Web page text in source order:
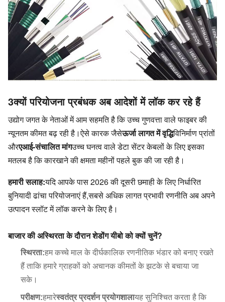
3क्यों परियोजना प्रबंधक अब आदेशों में लॉक कर रहे हैं
उद्योग जगत के नेताओं में आम सहमति है कि उच्च गुणवत्ता वाले फाइबर की
न्यूनतम कीमत बढ़ रही है।ऐसे कारक जैसेऊर्जा लागत में वृद्धिविनिर्माण प्रांतों
औरएआई-संचालित मांगउच्च घनत्व वाले डेटा सेंटर केबलों के लिए इसका
मतलब है कि कारखाने की क्षमता महीनों पहले बुक की जा रही है।
हमारी सलाह:यदि आपके पास 2026 की दूसरी छमाही के लिए निर्धारित
बुनियादी ढांचा परियोजनाएं हैं,सबसे अधिक लागत प्रभावी रणनीति अब अपने
उत्पादन स्लॉट में लॉक करने के लिए है।
बाजार की अस्थिरता के दौरान शेडोंग यीबो को क्यों चुनें?
स्थिरता:हम कच्चे माल के दीर्घकालिक रणनीतिक भंडार को बनाए रखते
हैं ताकि हमारे ग्राहकों को अचानक कीमतों के झटके से बचाया जा
सके।
परीक्षण:हमारेस्वतंत्र प्रदर्शन प्रयोगशालायह सुनिश्चित करता है कि